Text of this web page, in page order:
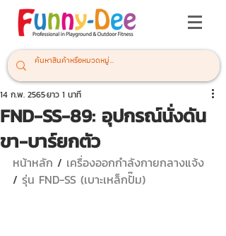
FND-SS-89: อุปกรณ์นั่งดัน
ขา-บาร์ยกตัว
14 ก.พ. 2565ยาว 1 นาที
หน้าหลัก / เครื่องออกกำลังกายกลางแจ้ง
/ รุ่น FND-SS (เบาะเหล็กปั๊ม)